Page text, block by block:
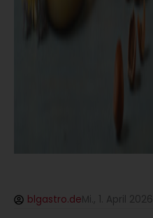
blgastro.deMi., 1. April 2026